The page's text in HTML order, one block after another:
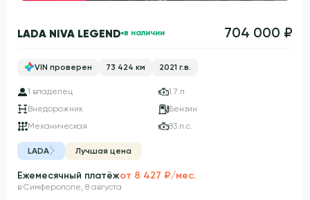
LADA NIVA LEGEND в наличии 704 000 ₽
VIN проверен 73 424 км 2021 г.в.
1 владелец
1.7 л.
Внедорожник
Бензин
Механическая
83 л.с.
LADA Лучшая цена
Ежемесячный платёжот 8 427 ₽/мес.
в Симферополе, 8 августа